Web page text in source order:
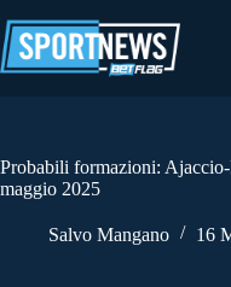
al
contenuto
Probabili formazioni:
maggio 2025
Salvo Mangano 16